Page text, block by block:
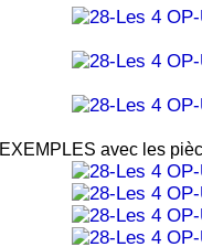
EXEMPLES avec les